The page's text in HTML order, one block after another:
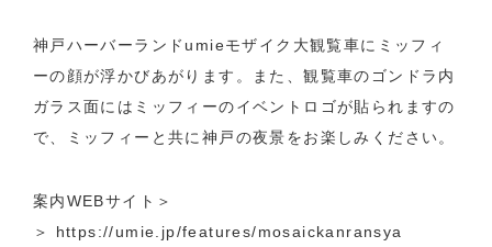
神戸ハーバーランドumieモザイク大観覧車にミッフィ
ーの顔が浮かびあがります。また、観覧車のゴンドラ内
ガラス面にはミッフィーのイベントロゴが貼られますの
で、ミッフィーと共に神戸の夜景をお楽しみください。
案内WEBサイト＞
＞ https://umie.jp/features/mosaickanransya